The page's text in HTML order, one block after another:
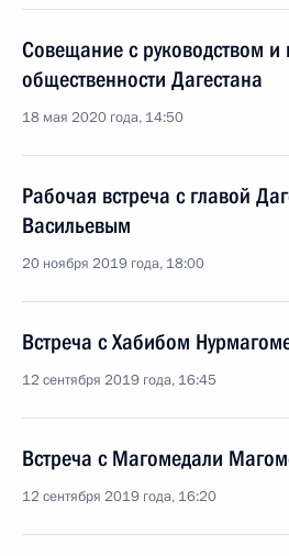
Совещание с руководством и
общественности Дагестана
18 мая 2020 года, 14:50
Рабочая встреча с главой
Васильевым
20 ноября 2019 года, 18:00
Встреча с Хабибом
12 сентября 2019 года, 16:45
Встреча с Магомедали
12 сентября 2019 года, 16:20